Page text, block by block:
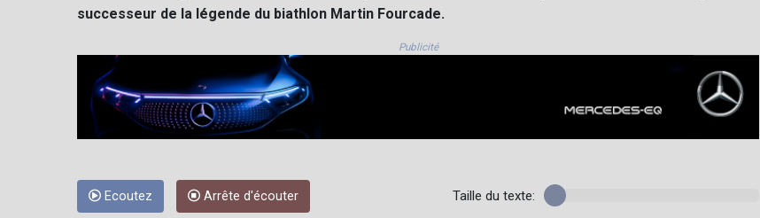
successeur de la légende du biathlon Martin Fourcade.
Publicité
Ecoutez Arrête d'écouter Taille du texte: